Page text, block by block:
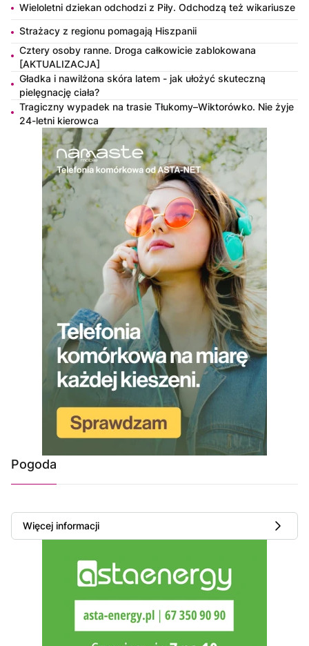
Wieloletni dziekan odchodzi z Piły. Odchodzą też wikariusze
Strażacy z regionu pomagają Hiszpanii
Cztery osoby ranne. Droga całkowicie zablokowana
[AKTUALIZACJA]
Gładka i nawilżona skóra latem - jak ułożyć skuteczną
pielęgnację ciała?
Tragiczny wypadek na trasie Tłukomy–Wiktorówko. Nie żyje
24-letni kierowca
Pogoda
Więcej informacji